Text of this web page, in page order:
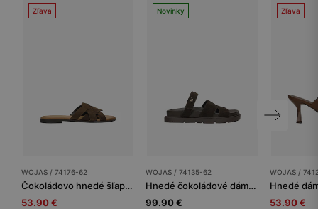
Zľava
WOJAS / 74176-62
Čokoládovo hnedé šľapky s pletенými remienkami
53.90 €
Novinky
WOJAS / 74135-62
Hnedé čokoládové dámske šľapky zo štiepenky
99.90 €
Zľava
WOJAS /
53.90 €